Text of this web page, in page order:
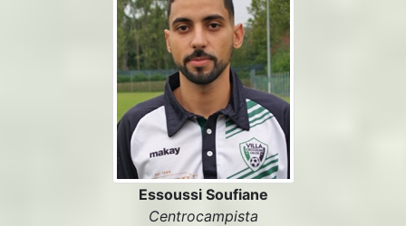
Essoussi Soufiane
Centrocampista